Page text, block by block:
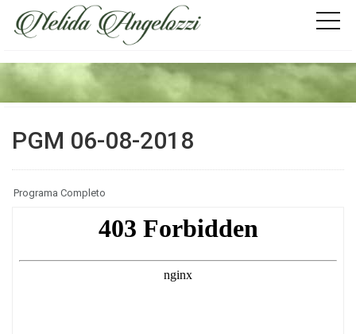
PGM 06-08-2018
Programa Completo